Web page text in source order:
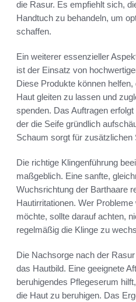
die Rasur. Es empfiehlt sich,
Handtuch zu behandeln, um
schaffen.
Ein weiterer essenzieller
ist der Einsatz von
Diese Produkte können
Haut gleiten zu lassen und
spenden. Das Auftragen
der die Seife gründlich
Schaum sorgt für zusätzlichen
Die richtige Klingenführung
maßgeblich. Eine sanfte,
Wuchsrichtung der Barthaare
Hautirritationen. Wer
möchte, sollte darauf achten,
regelmäßig die Klinge zu
Die Nachsorge nach der
das Hautbild. Eine geeignete
beruhigendes Pflegeserum
die Haut zu beruhigen. Das